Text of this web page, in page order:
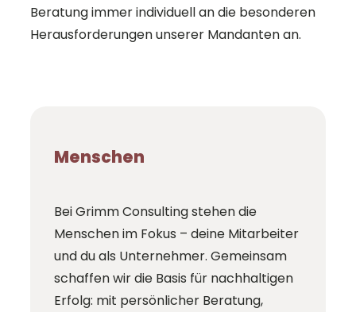
Beratung immer individuell an die besonderen
Herausforderungen unserer Mandanten an.
Menschen
Bei Grimm Consulting stehen die
Menschen im Fokus – deine Mitarbeiter
und du als Unternehmer. Gemeinsam
schaffen wir die Basis für nachhaltigen
Erfolg: mit persönlicher Beratung,